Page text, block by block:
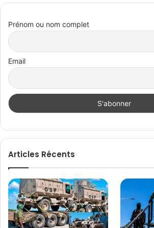
Prénom ou nom complet
Email
Articles Récents